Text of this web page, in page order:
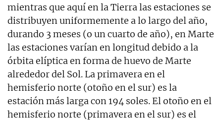
mientras que aquí en la Tierra las estaciones se
distribuyen uniformemente a lo largo del año,
durando 3 meses (o un cuarto de año), en Marte
las estaciones varían en longitud debido a la
órbita elíptica en forma de huevo de Marte
alrededor del Sol. La primavera en el
hemisferio norte (otoño en el sur) es la
estación más larga con 194 soles. El otoño en el
hemisferio norte (primavera en el sur) es el